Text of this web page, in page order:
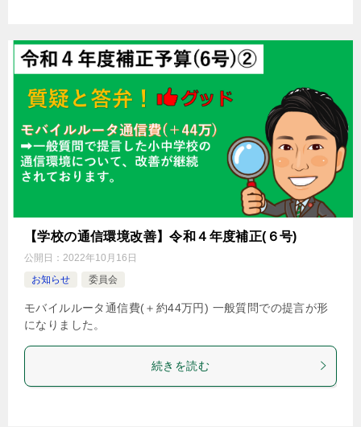
【学校の通信環境改善】令和４年度補正(６号)
公開日： 2022年10月16日
お知らせ
委員会
モバイルルータ通信費(＋約44万円) 一般質問での提言が形
になりました。
続きを読む